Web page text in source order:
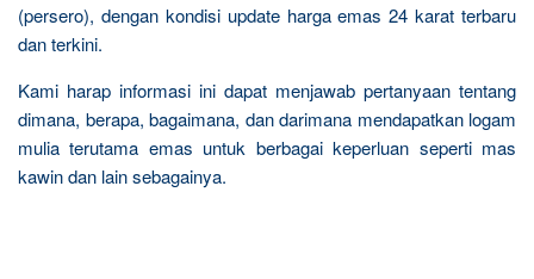
(persero), dengan kondisi update harga emas 24 karat terbaru
dan terkini.
Kami harap informasi ini dapat menjawab pertanyaan tentang
dimana, berapa, bagaimana, dan darimana mendapatkan logam
mulia terutama emas untuk berbagai keperluan seperti mas
kawin dan lain sebagainya.